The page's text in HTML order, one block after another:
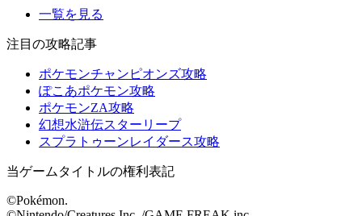
一覧を見る
注目の攻略記事
ポケモンチャンピオンズ攻略
ぽこあポケモン攻略
ポケモンZA攻略
幻想水滸伝スターリープ
スプラトゥーンレイダース攻略
当ゲームタイトルの権利表記
©Pokémon.